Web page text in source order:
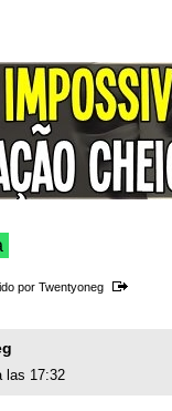
por Twentyoneg
las 17:32